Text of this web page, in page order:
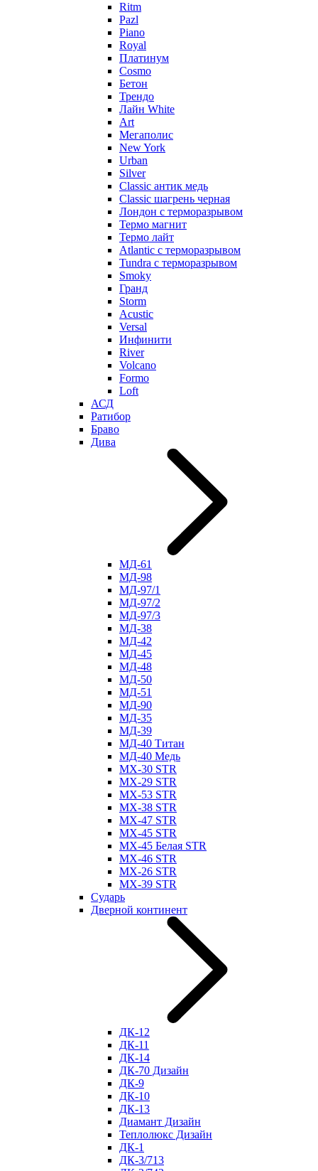
Ritm
Pazl
Piano
Royal
Платинум
Cosmo
Бетон
Трендо
Лайн White
Art
Мегаполис
New York
Urban
Silver
Classic антик медь
Classic шагрень черная
Лондон с терморазрывом
Термо магнит
Термо лайт
Atlantic с терморазрывом
Tundra с терморазрывом
Smoky
Гранд
Storm
Acustic
Versal
Инфинити
River
Volcano
Formo
Loft
АСД
Ратибор
Браво
Дива
МД-61
МД-98
МД-97/1
МД-97/2
МД-97/3
МД-38
МД-42
МД-45
МД-48
МД-50
МД-51
МД-90
МД-35
МД-39
МД-40 Титан
МД-40 Медь
МХ-30 STR
МХ-29 STR
МХ-53 STR
МХ-38 STR
МХ-47 STR
МХ-45 STR
МХ-45 Белая STR
МХ-46 STR
МХ-26 STR
МХ-39 STR
Сударь
Дверной континент
ДК-12
ДК-11
ДК-14
ДК-70 Дизайн
ДК-9
ДК-10
ДК-13
Диамант Дизайн
Теплолюкс Дизайн
ДК-1
ДК-3/713